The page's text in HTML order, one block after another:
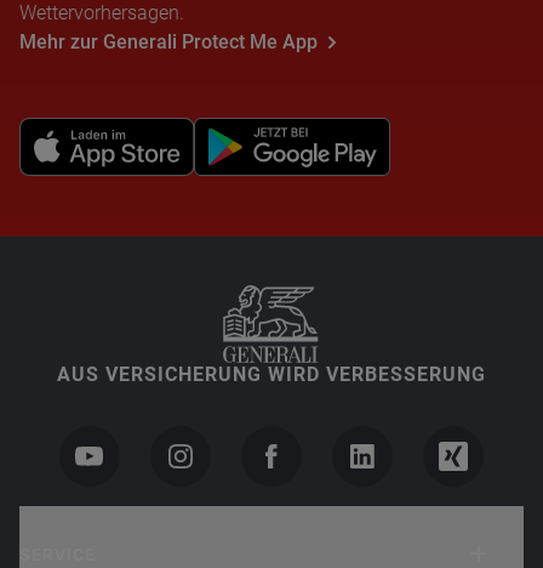
Wettervorhersagen.
Mehr zur Generali Protect Me App
AUS VERSICHERUNG WIRD VERBESSERUNG